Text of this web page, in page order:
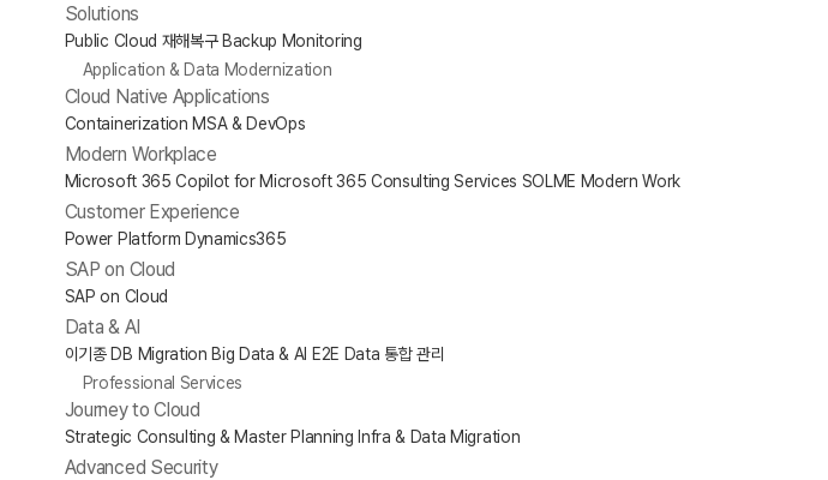
Solutions
Public Cloud 재해복구 Backup Monitoring
Application & Data Modernization
Cloud Native Applications
Containerization MSA & DevOps
Modern Workplace
Microsoft 365 Copilot for Microsoft 365 Consulting Services SOLME Modern Work
Customer Experience
Power Platform Dynamics365
SAP on Cloud
SAP on Cloud
Data & AI
이기종 DB Migration Big Data & AI E2E Data 통합 관리
Professional Services
Journey to Cloud
Strategic Consulting & Master Planning Infra & Data Migration
Advanced Security